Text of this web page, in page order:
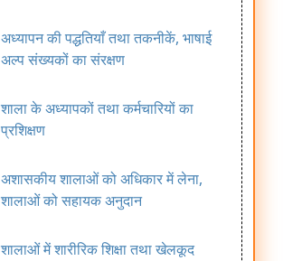
अध्यापन की पद्धतियाँ तथा तकनीकें, भाषाई
अल्प संख्यकों का संरक्षण
शाला के अध्यापकों तथा कर्मचारियों का
प्रशिक्षण
अशासकीय शालाओं को अधिकार में लेना,
शालाओं को सहायक अनुदान
शालाओं में शारीरिक शिक्षा तथा खेलकूद